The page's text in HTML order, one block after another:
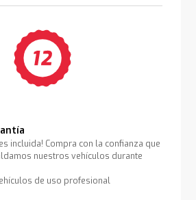
incluida! Compra con la confianza que
nuestros vehículos durante
de uso profesional